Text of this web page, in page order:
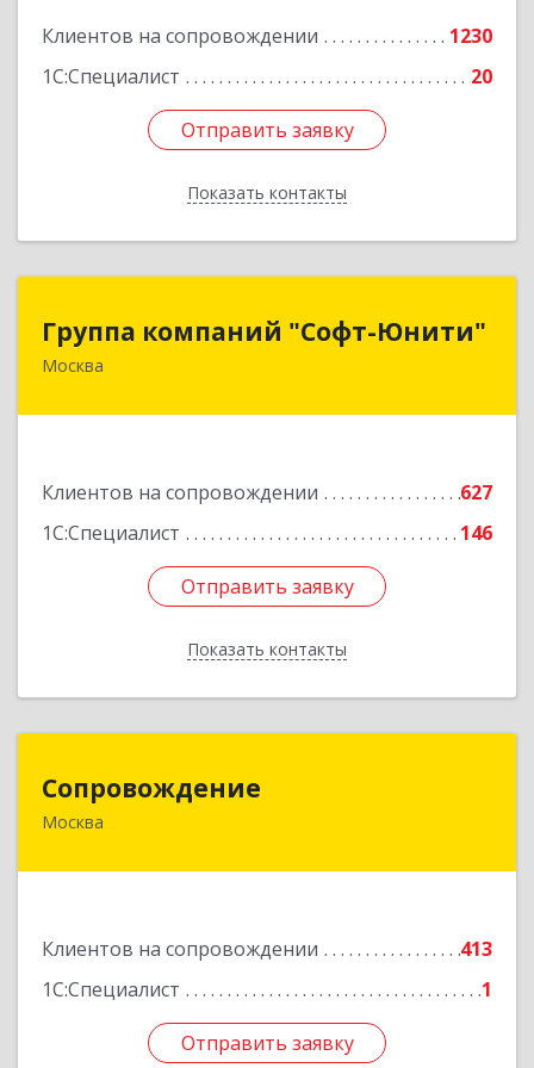
Клиентов на сопровождении
1230
1С:Специалист
20
Отправить заявку
Показать контакты
Отправить заявку
Назад
Группа компаний "Софт-Юнити"
Москва
Клиентов на сопровождении
627
1С:Специалист
146
Отправить заявку
Показать контакты
Группа компаний "Софт-Юнити"
119334, Москва г, вн.тер.г. муниципальный
Подробнее
Отправить заявку
Назад
Сопровождение
Москва
Клиентов на сопровождении
413
1С:Специалист
1
Отправить заявку
117198, Москва г, Саморы Машела ул, дом № 8,
Отправить заявку